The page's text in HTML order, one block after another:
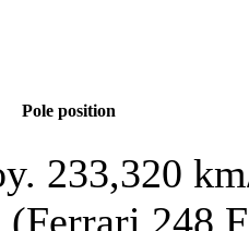
Pole position
233,320
(Ferrari 248